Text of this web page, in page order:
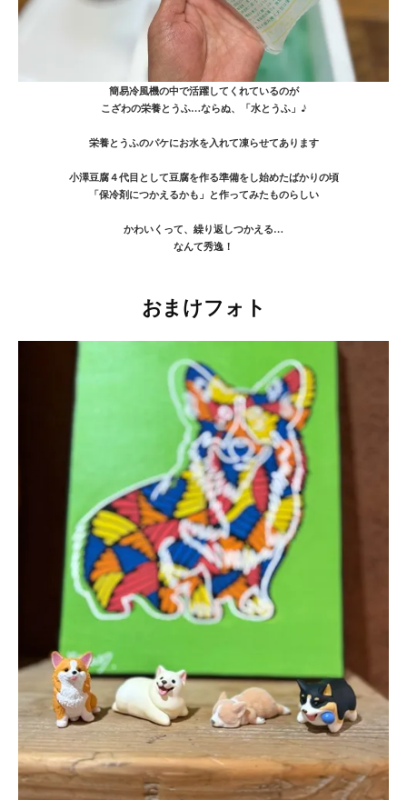
簡易冷風機の中で活躍してくれているのが
こざわの栄養とうふ…ならぬ、「水とうふ」♪
栄養とうふのパケにお水を入れて凍らせてあります
小澤豆腐４代目として豆腐を作る準備をし始めたばかりの頃
「保冷剤につかえるかも」と作ってみたものらしい
かわいくって、繰り返しつかえる…
なんて秀逸！
おまけフォト